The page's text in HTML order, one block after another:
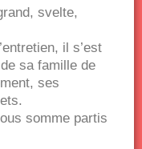
svelte,
il s’est
sa famille de
ses
somme partis